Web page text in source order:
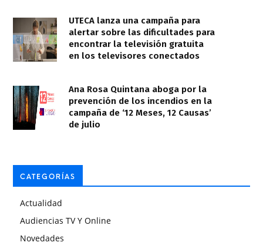
UTECA lanza una campaña para
alertar sobre las dificultades para
encontrar la televisión gratuita
en los televisores conectados
Ana Rosa Quintana aboga por la
prevención de los incendios en la
campaña de ‘12 Meses, 12 Causas’
de julio
CATEGORÍAS
Actualidad
Audiencias TV Y Online
Novedades